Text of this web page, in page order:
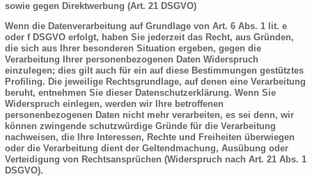
sowie gegen Direktwerbung (Art. 21 DSGVO)
Wenn die Datenverarbeitung auf Grundlage von Art. 6 Abs. 1 lit. e
oder f DSGVO erfolgt, haben Sie jederzeit das Recht, aus Gründen,
die sich aus Ihrer besonderen Situation ergeben, gegen die
Verarbeitung Ihrer personenbezogenen Daten Widerspruch
einzulegen; dies gilt auch für ein auf diese Bestimmungen gestütztes
Profiling. Die jeweilige Rechtsgrundlage, auf denen eine Verarbeitung
beruht, entnehmen Sie dieser Datenschutzerklärung. Wenn Sie
Widerspruch einlegen, werden wir Ihre betroffenen
personenbezogenen Daten nicht mehr verarbeiten, es sei denn, wir
können zwingende schutzwürdige Gründe für die Verarbeitung
nachweisen, die Ihre Interessen, Rechte und Freiheiten überwiegen
oder die Verarbeitung dient der Geltendmachung, Ausübung oder
Verteidigung von Rechtsansprüchen (Widerspruch nach Art. 21 Abs. 1
DSGVO).